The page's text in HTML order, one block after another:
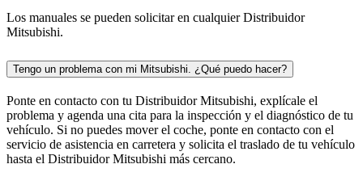
Los manuales se pueden solicitar en cualquier Distribuidor
Mitsubishi.
Tengo un problema con mi Mitsubishi. ¿Qué puedo hacer?
Ponte en contacto con tu Distribuidor Mitsubishi, explícale el
problema y agenda una cita para la inspección y el diagnóstico de tu
vehículo. Si no puedes mover el coche, ponte en contacto con el
servicio de asistencia en carretera y solicita el traslado de tu vehículo
hasta el Distribuidor Mitsubishi más cercano.